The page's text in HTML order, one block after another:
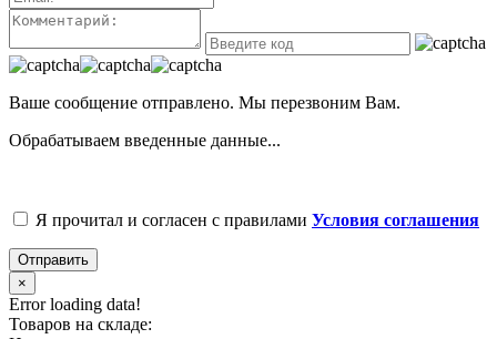
Ваше сообщение отправлено. Мы перезвоним Вам.
Обрабатываем введенные данные...
Я прочитал и согласен с правилами Условия соглашения
Отправить
×
Error loading data!
Товаров на складе: